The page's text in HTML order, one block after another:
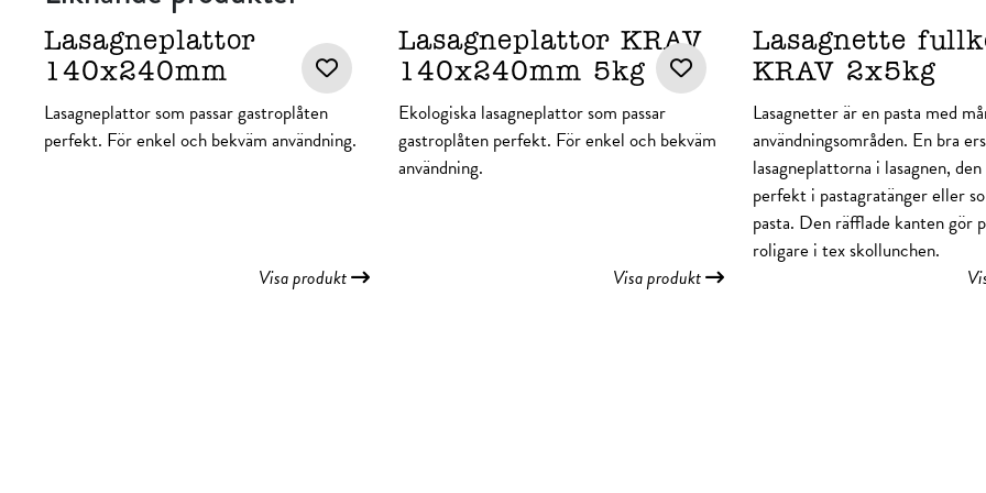
Lasagneplattor
140x240mm
Lasagneplattor som passar gastroplåten
perfekt. För enkel och bekväm användning.
Visa produkt
Lasagneplattor KRAV
140x240mm 5kg
Ekologiska lasagneplattor som passar
gastroplåten perfekt. För enkel och bekväm
användning.
Visa produkt
Lasagnette
KRAV 2x5kg
Lasagnetter är en pasta med
användningsområden. En bra
lasagneplattorna i lasagnen,
perfekt i pastagratänger eller
pasta. Den räfflade kanten gör
roligare i tex skollunchen.